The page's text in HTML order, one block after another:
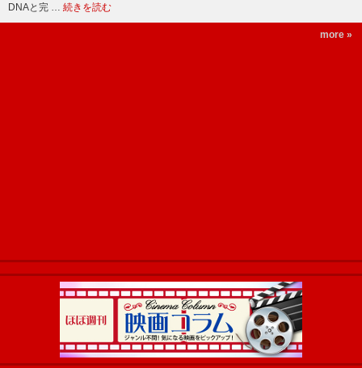
DNAと完 … 続きを読む
more »